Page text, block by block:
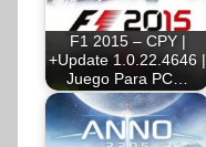
F1 2015 – CPY |
+Update 1.0.22.4646 |
Juego Para PC…